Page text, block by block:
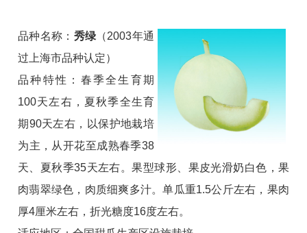
品种名称： 秀绿 （2003年通
过上海市品种认定）
品种特性：春季全生育期
100天左右，夏秋季全生育
期90天左右，以保护地栽培
为主，从开花至成熟春季38
天、夏秋季35天左右。果型球形、果皮光滑奶白色，果
肉翡翠绿色，肉质细爽多汁。单瓜重1.5公斤左右，果肉
厚4厘米左右，折光糖度16度左右。